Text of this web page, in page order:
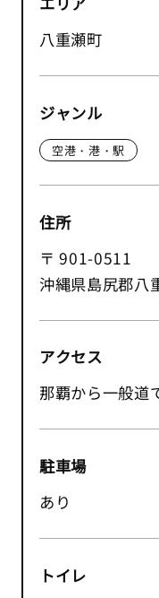
八重瀬町
ジャンル
空港・港・駅
住所
〒 901-0511
沖縄県島尻郡八
アクセス
那覇から一般道
駐車場
あり
トイレ